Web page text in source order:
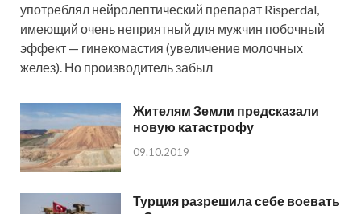
употреблял нейролептический препарат Risperdal,
имеющий очень неприятный для мужчин побочный
эффект — гинекомастия (увеличение молочных
желез). Но производитель забыл
Жителям Земли предсказали
новую катастрофу
09.10.2019
Турция разрешила себе воевать